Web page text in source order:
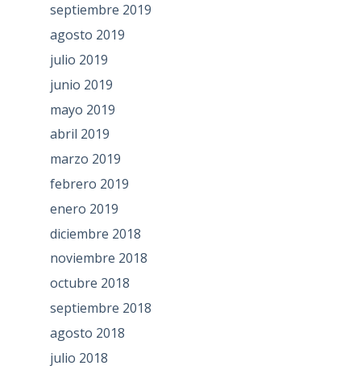
septiembre 2019
agosto 2019
julio 2019
junio 2019
mayo 2019
abril 2019
marzo 2019
febrero 2019
enero 2019
diciembre 2018
noviembre 2018
octubre 2018
septiembre 2018
agosto 2018
julio 2018